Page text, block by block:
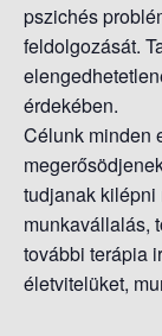
pszichés
feldolgozását.
érdekében.
Célunk minden
tudjanak
munkavállalás,
további terápia
életvitelüket,